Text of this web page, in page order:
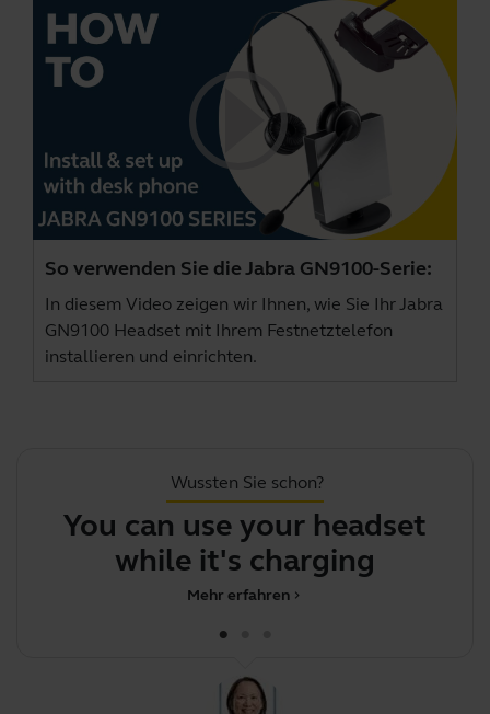
So verwenden Sie die Jabra GN9100-Serie:
In diesem Video zeigen wir Ihnen, wie Sie Ihr Jabra
GN9100 Headset mit Ihrem Festnetztelefon
installieren und einrichten.
Wussten Sie schon?
You can use your headset
while it's charging
chevron_right
Mehr erfahren